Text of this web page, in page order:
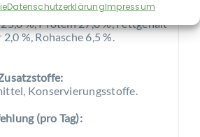
DatenschutzerklärungImpressum
334 kcal/100 g (13,97
%, Protein 27,0 %, Fettgehalt
%, Rohasche 6,5 %.
Konservierungsstoffe.
(pro Tag):